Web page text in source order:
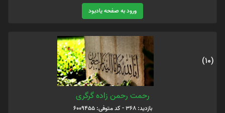
ورود به صفحه یادبود
(10)
رحمت رحمن زاده گرگری
بازدید: 368 - کد متوفی: 6009455